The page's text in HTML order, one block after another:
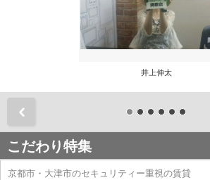
井上伸太
こだわり特集
京都市・大津市のセキュリティー重視の賃貸